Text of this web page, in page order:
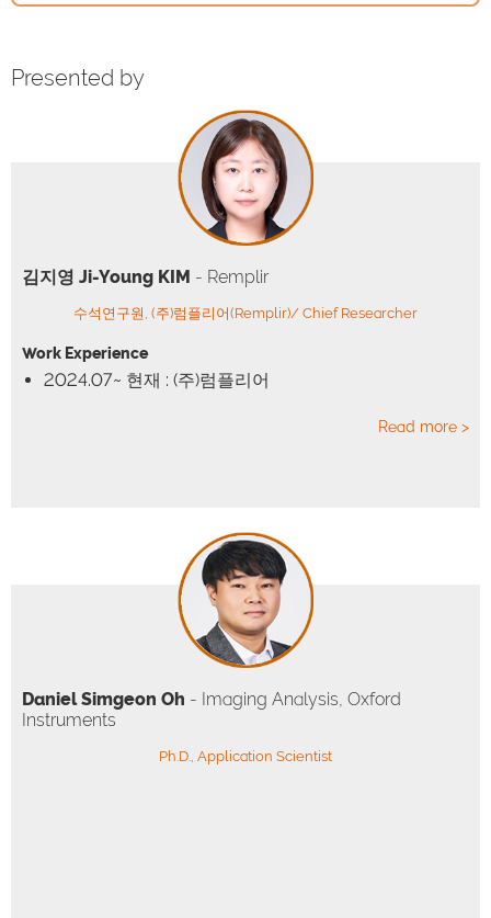
Presented by
김지영 Ji-Young KIM - Remplir
수석연구원, (주)럼플리어(Remplir)/ Chief Researcher
Work Experience
2024.07~ 현재 : (주)럼플리어
Read more >
Daniel Simgeon Oh - Imaging Analysis, Oxford
Instruments
Ph.D., Application Scientist